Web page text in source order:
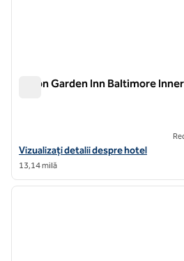
Hilton Garden Inn Baltimore
Vizualizați detaliile hotelului Hilton
Vizualizați detalii despre hotel
13,14 milă
1 din 12